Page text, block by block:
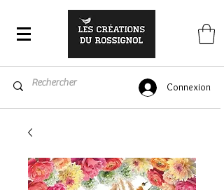
Connexion